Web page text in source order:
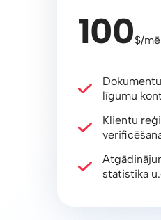
100$/
līgumu
Klientu
statistika